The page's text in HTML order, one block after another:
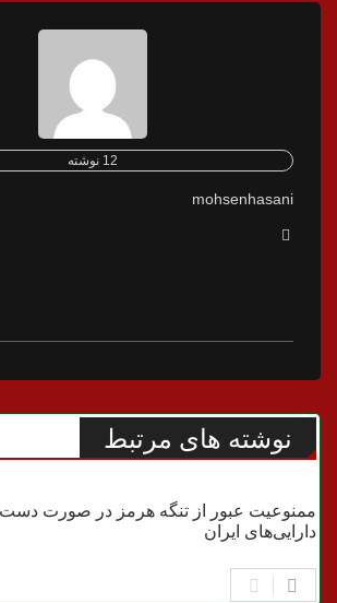
12 نوشته
mohsenhasani
نوشته های مرتبط
جنگ
ممنوعیت عبور از تنگه هرمز در صورت دست
دارایی‌های ایران